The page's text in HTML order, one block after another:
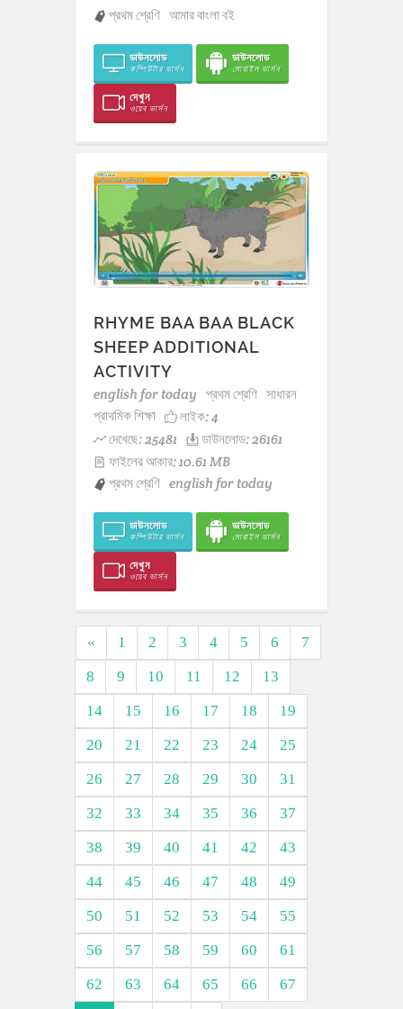
প্রথম শ্রেণি আমার বাংলা বই
ডাউনলোড
কম্পিউটার ভার্সন
ডাউনলোড
মোবাইল ভার্সন
দেখুন
ওয়েব ভার্সন
RHYME BAA BAA BLACK
SHEEP ADDITIONAL
ACTIVITY
english for today প্রথম শ্রেণি সাধারন
প্রাথমিক শিক্ষা
লাইক:4
দেখেছে: 25481
ডাউনলোড: 26161
ফাইলের আকার: 10.61 MB
প্রথম শ্রেণি english for today
ডাউনলোড
কম্পিউটার ভার্সন
ডাউনলোড
মোবাইল ভার্সন
দেখুন
ওয়েব ভার্সন
« 1 2 3 4 5 6
7
8
9 10 11 12
13
14
15 16 17 18
19
20
21 22 23 24
25
26
27 28 29 30
31
32
33 34 35 36
37
38
39 40 41 42
43
44
45 46 47 48
49
50
51 52 53 54
55
56
57 58 59 60
61
62
63 64 65 66
67